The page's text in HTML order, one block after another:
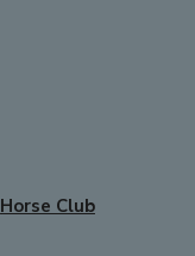
Horse Club